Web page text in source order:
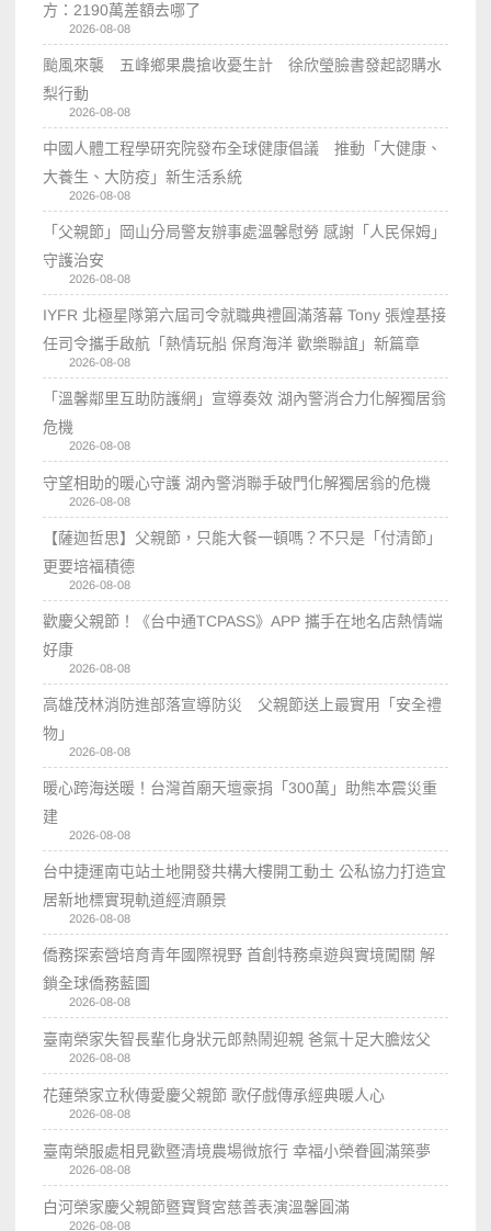
方：2190萬差額去哪了
2026-08-08
颱風來襲 五峰鄉果農搶收憂生計 徐欣瑩臉書發起認購水
梨行動
2026-08-08
中國人體工程學研究院發布全球健康倡議 推動「大健康、
大養生、大防疫」新生活系統
2026-08-08
「父親節」岡山分局警友辦事處溫馨慰勞 感謝「人民保姆」
守護治安
2026-08-08
IYFR 北極星隊第六屆司令就職典禮圓滿落幕 Tony 張煌基接
任司令攜手啟航「熱情玩船 保育海洋 歡樂聯誼」新篇章
2026-08-08
「溫馨鄰里互助防護網」宣導奏效 湖內警消合力化解獨居翁
危機
2026-08-08
守望相助的暖心守護 湖內警消聯手破門化解獨居翁的危機
2026-08-08
【薩迦哲思】父親節，只能大餐一頓嗎？不只是「付清節」
更要培福積德
2026-08-08
歡慶父親節！《台中通TCPASS》APP 攜手在地名店熱情端
好康
2026-08-08
高雄茂林消防進部落宣導防災 父親節送上最實用「安全禮
物」
2026-08-08
暖心跨海送暖！台灣首廟天壇豪捐「300萬」助熊本震災重
建
2026-08-08
台中捷運南屯站土地開發共構大樓開工動土 公私協力打造宜
居新地標實現軌道經濟願景
2026-08-08
僑務探索營培育青年國際視野 首創特務桌遊與實境闖關 解
鎖全球僑務藍圖
2026-08-08
臺南榮家失智長輩化身狀元郎熱鬧迎親 爸氣十足大膽炫父
2026-08-08
花蓮榮家立秋傳愛慶父親節 歌仔戲傳承經典暖人心
2026-08-08
臺南榮服處相見歡暨清境農場微旅行 幸福小榮眷圓滿築夢
2026-08-08
白河榮家慶父親節暨寶賢宮慈善表演溫馨圓滿
2026-08-08